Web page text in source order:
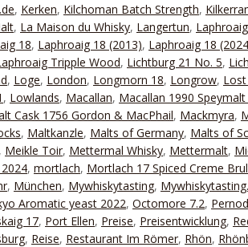
, Kerken, Kilchoman Batch Strength,
, La Maison du Whisky, Langertun, Laphroaig
18, Laphroaig 18 (2013), Laphroaig 18
Tripple Wood, Lichtburg 21 No. 5,
, Loge, London, Longmorn 18, Longrow,
, Lowlands, Macallan, Macallan 1990
Cask 1756 Gordon & MacPhail, Mackmyra,
, Maltkanzle, Malts of Germany, Malts of
, Meikle Toir, Mettermal Whisky, Mettermalt,
, mortlach, Mortlach 17 Spiced Creme
, München, Mywhiskytasting,
Aromatic yeast 2022, Octomore 7.2,
17, Port Ellen, Preise, Preisentwicklung,
, Reise, Restaurant Im Römer, Rhön,